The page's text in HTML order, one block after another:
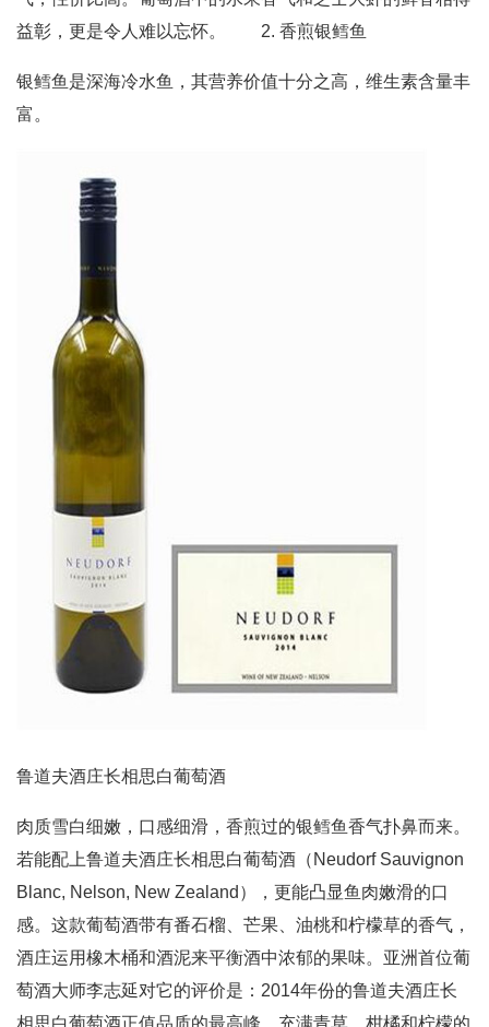
益彰，更是令人难以忘怀。 2. 香煎银鳕鱼
银鳕鱼是深海冷水鱼，其营养价值十分之高，维生素含量丰
富。
鲁道夫酒庄长相思白葡萄酒
肉质雪白细嫩，口感细滑，香煎过的银鳕鱼香气扑鼻而来。
若能配上鲁道夫酒庄长相思白葡萄酒（Neudorf Sauvignon
Blanc, Nelson, New Zealand），更能凸显鱼肉嫩滑的口
感。这款葡萄酒带有番石榴、芒果、油桃和柠檬草的香气，
酒庄运用橡木桶和酒泥来平衡酒中浓郁的果味。亚洲首位葡
萄酒大师李志延对它的评价是：2014年份的鲁道夫酒庄长
相思白葡萄酒正值品质的最高峰，充满青草、柑橘和柠檬的